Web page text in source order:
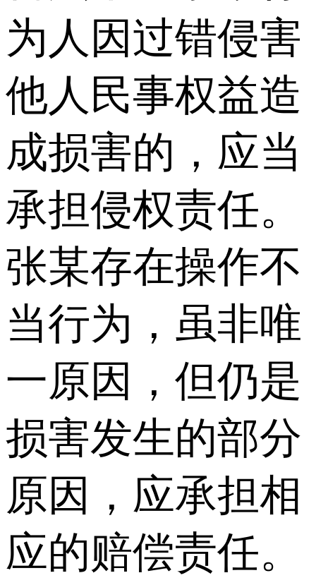
为人因过错侵害
他人民事权益造
成损害的，应当
承担侵权责任。
张某存在操作不
当行为，虽非唯
一原因，但仍是
损害发生的部分
原因，应承担相
应的赔偿责任。